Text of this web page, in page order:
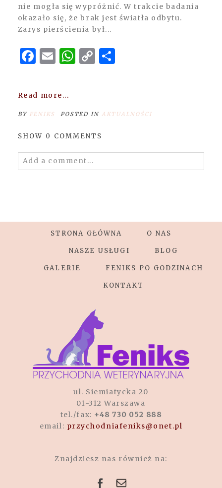
nie mogła się wypróżnić. W trakcie badania
okazało się, że brak jest światła odbytu.
Zarys pierścienia był...
Facebook
Email
WhatsApp
Copy
Link
Share
Read more...
BY FENIKS POSTED IN AKTUALNOŚCI
SHOW 0 COMMENTS
Add a comment...
STRONA GŁÓWNA O NAS
NASZE USŁUGI BLOG
GALERIE FENIKS PO GODZINACH
KONTAKT
ul. Siemiatycka 20
01-312 Warszawa
tel./fax: +48 730 052 888
email: przychodniafeniks@onet.pl
Znajdziesz nas również na: